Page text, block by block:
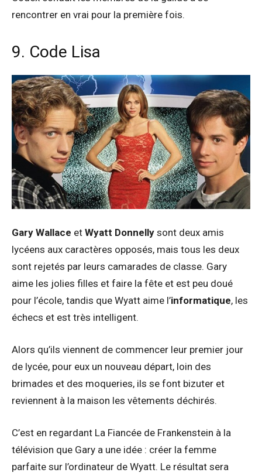
rencontrer en vrai pour la première fois.
9. Code Lisa
Gary Wallace et Wyatt Donnelly sont deux amis
lycéens aux caractères opposés, mais tous les deux
sont rejetés par leurs camarades de classe. Gary
aime les jolies filles et faire la fête et est peu doué
pour l’école, tandis que Wyatt aime l’informatique, les
échecs et est très intelligent.
Alors qu’ils viennent de commencer leur premier jour
de lycée, pour eux un nouveau départ, loin des
brimades et des moqueries, ils se font bizuter et
reviennent à la maison les vêtements déchirés.
C’est en regardant La Fiancée de Frankenstein à la
télévision que Gary a une idée : créer la femme
parfaite sur l’ordinateur de Wyatt. Le résultat sera